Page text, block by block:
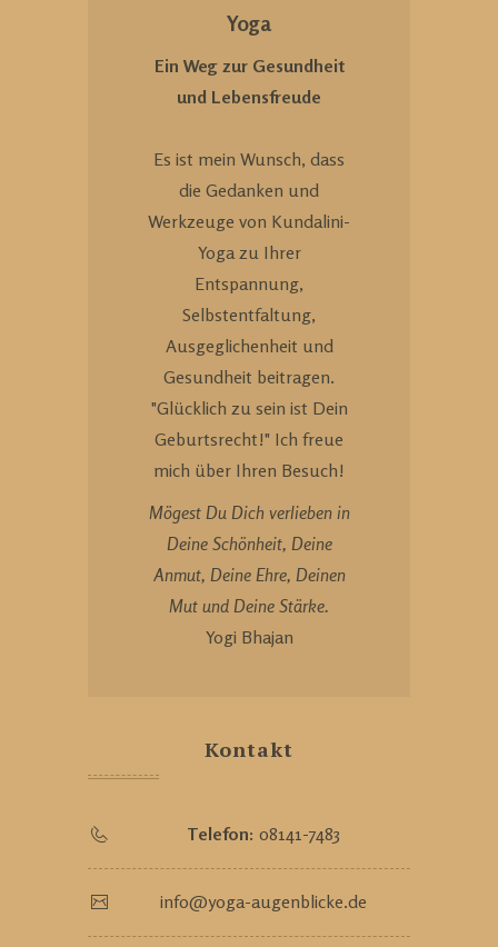
Yoga
Ein Weg zur Gesundheit
und Lebensfreude
Es ist mein Wunsch, dass
die Gedanken und
Werkzeuge von Kundalini-
Yoga zu Ihrer
Entspannung,
Selbstentfaltung,
Ausgeglichenheit und
Gesundheit beitragen.
"Glücklich zu sein ist Dein
Geburtsrecht!" Ich freue
mich über Ihren Besuch!
Mögest Du Dich verlieben in
Deine Schönheit, Deine
Anmut, Deine Ehre, Deinen
Mut und Deine Stärke.
Yogi Bhajan
Kontakt
Telefon: 08141-7483
info@yoga-augenblicke.de